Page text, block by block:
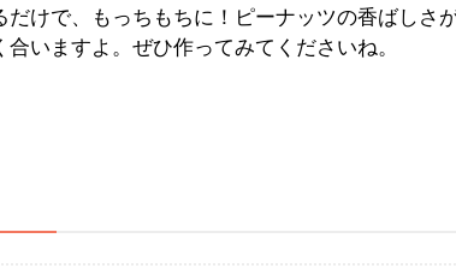
だけで、もっちもちに！ピーナッツの香ばしさ
いますよ。ぜひ作ってみてくださいね。